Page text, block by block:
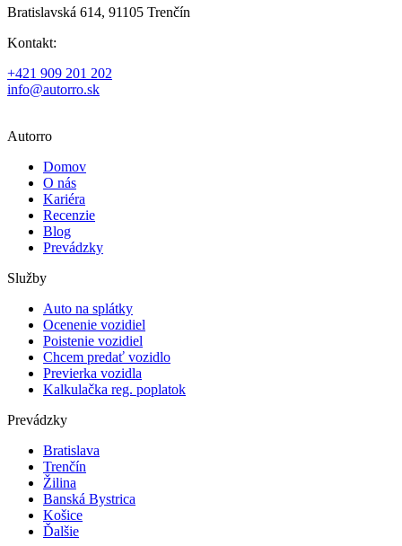
Bratislavská 614, 91105 Trenčín
Kontakt:
+421 909 201 202
info@autorro.sk
Autorro
Domov
O nás
Kariéra
Recenzie
Blog
Prevádzky
Služby
Auto na splátky
Ocenenie vozidiel
Poistenie vozidiel
Chcem predať vozidlo
Previerka vozidla
Kalkulačka reg. poplatok
Prevádzky
Bratislava
Trenčín
Žilina
Banská Bystrica
Košice
Ďalšie